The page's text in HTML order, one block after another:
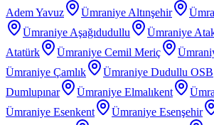
Adem Yavuz
Ümraniye Altınşehir
Ümraniye Aşağıdudullu
Ümraniye
Atatürk
Ümraniye Cemil Meriç
Ümraniye Çamlık
Ümraniye Dudullu OSB
Dumlupınar
Ümraniye Elmalıkent
Ümraniye Esenkent
Ümraniye Esenşehir